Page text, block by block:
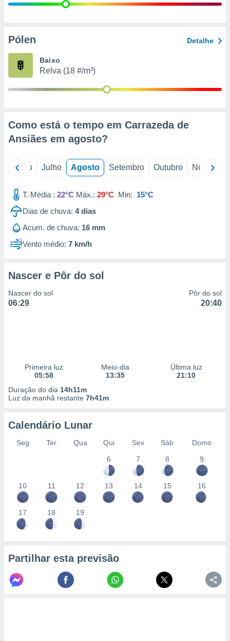
e
de
Pólen Detalhe
Baixo
Relva (18 #/m³)
Como está o tempo em Carrazeda de
Ansiães em agosto?
Junho Julho Agosto Setembro Outubro Novembro
T. Média : 22°C Máx.: 29°C Min: 15°C
Dias de chuva: 4dias
Acum. de chuva: 16 mm
Vento médio: 7 km/h
Nascer e Pôr do sol
Nascer do sol
06:29
Pôr do sol
20:40
Primeira luz
05:58
Meio-dia
13:35
Última luz
21:10
Duração do dia 14h11m
Luz da manhã restante 7h41m
Calendário Lunar
Seg Ter Qua Qui Sex Sáb
Domo
6
7 8 9
10 11 12 13 14 15 16
17 18 19
Partilhar esta previsão